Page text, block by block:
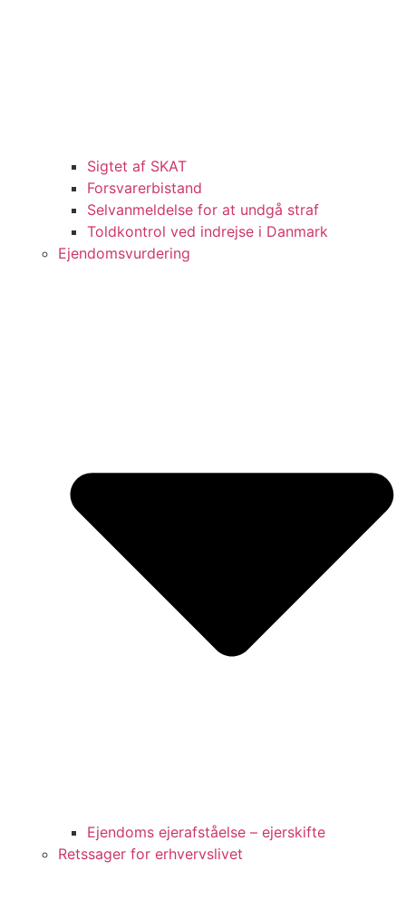
Sigtet af SKAT
Forsvarerbistand
Selvanmeldelse for at undgå straf
Toldkontrol ved indrejse i Danmark
Ejendomsvurdering
Ejendoms ejerafståelse – ejerskifte
Retssager for erhvervslivet